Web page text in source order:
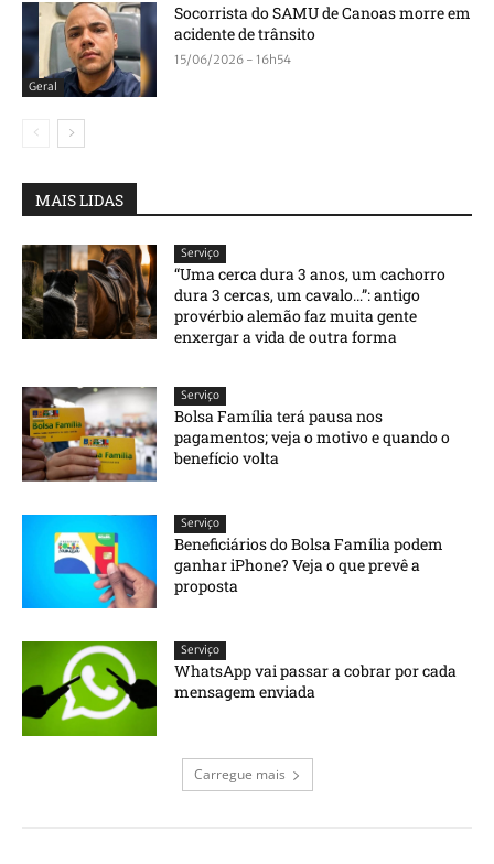
Geral
Socorrista do SAMU de Canoas morre em
acidente de trânsito
15/06/2026 - 16h54
MAIS LIDAS
Serviço
“Uma cerca dura 3 anos, um cachorro
dura 3 cercas, um cavalo…”: antigo
provérbio alemão faz muita gente
enxergar a vida de outra forma
Serviço
Bolsa Família terá pausa nos
pagamentos; veja o motivo e quando o
benefício volta
Serviço
Beneficiários do Bolsa Família podem
ganhar iPhone? Veja o que prevê a
proposta
Serviço
WhatsApp vai passar a cobrar por cada
mensagem enviada
Carregue mais